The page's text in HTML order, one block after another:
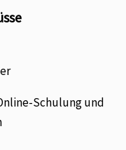
Schulung und